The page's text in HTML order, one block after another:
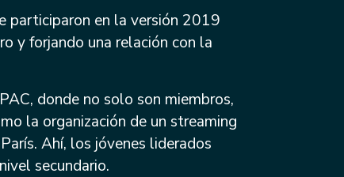
participaron en la versión 2019
y forjando una relación con la
donde no solo son miembros,
la organización de un streaming
Ahí, los jóvenes liderados
secundario.